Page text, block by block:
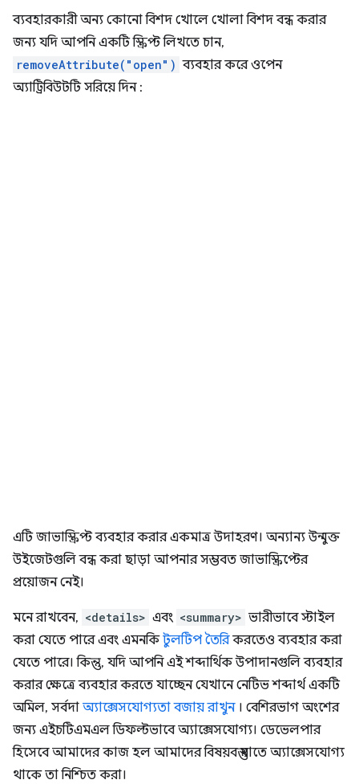
ব্যবহারকারী অন্য কোনো বিশদ খোলে খোলা বিশদ বন্ধ করার
জন্য যদি আপনি একটি স্ক্রিপ্ট লিখতে চান,
removeAttribute("open") ব্যবহার করে ওপেন
অ্যাট্রিবিউটটি সরিয়ে দিন :
এটি জাভাস্ক্রিপ্ট ব্যবহার করার একমাত্র উদাহরণ। অন্যান্য উন্মুক্ত
উইজেটগুলি বন্ধ করা ছাড়া আপনার সম্ভবত জাভাস্ক্রিপ্টের
প্রয়োজন নেই।
মনে রাখবেন, <details> এবং <summary> ভারীভাবে স্টাইল
করা যেতে পারে এবং এমনকিটুলটিপ তৈরিকরতেও ব্যবহার করা
যেতে পারে। কিন্তু, যদি আপনি এই শব্দার্থিক উপাদানগুলি ব্যবহার
করার ক্ষেত্রে ব্যবহার করতে যাচ্ছেন যেখানে নেটিভ শব্দার্থ একটি
অমিল, সর্বদা অ্যাক্সেসযোগ্যতা বজায় রাখুন। বেশিরভাগ অংশের
জন্য এইচটিএমএল ডিফল্টভাবে অ্যাক্সেসযোগ্য। ডেভেলপার
হিসেবে আমাদের কাজ হল আমাদের বিষয়বস্তু যাতে অ্যাক্সেসযোগ্য
থাকে তা নিশ্চিত করা।